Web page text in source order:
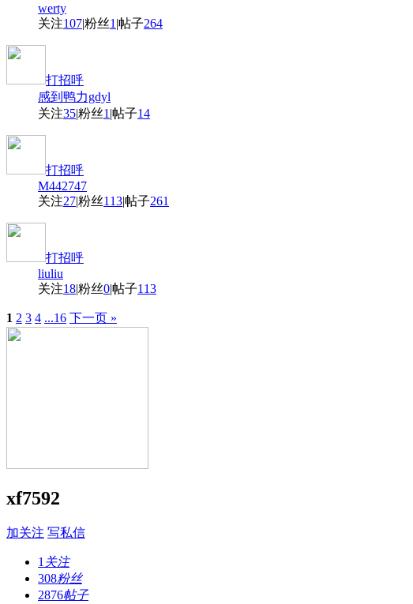
werty
关注107|粉丝1 |帖子264
打招呼
感到鸭力gdyl
关注35|粉丝1 |帖子14
打招呼
M442747
关注27|粉丝113|帖子261
打招呼
liuliu
关注18|粉丝0|帖子113
1 2 3 4 ...16 下一页 »
xf7592
加关注 写私信
1 关注
308粉丝
2876帖子